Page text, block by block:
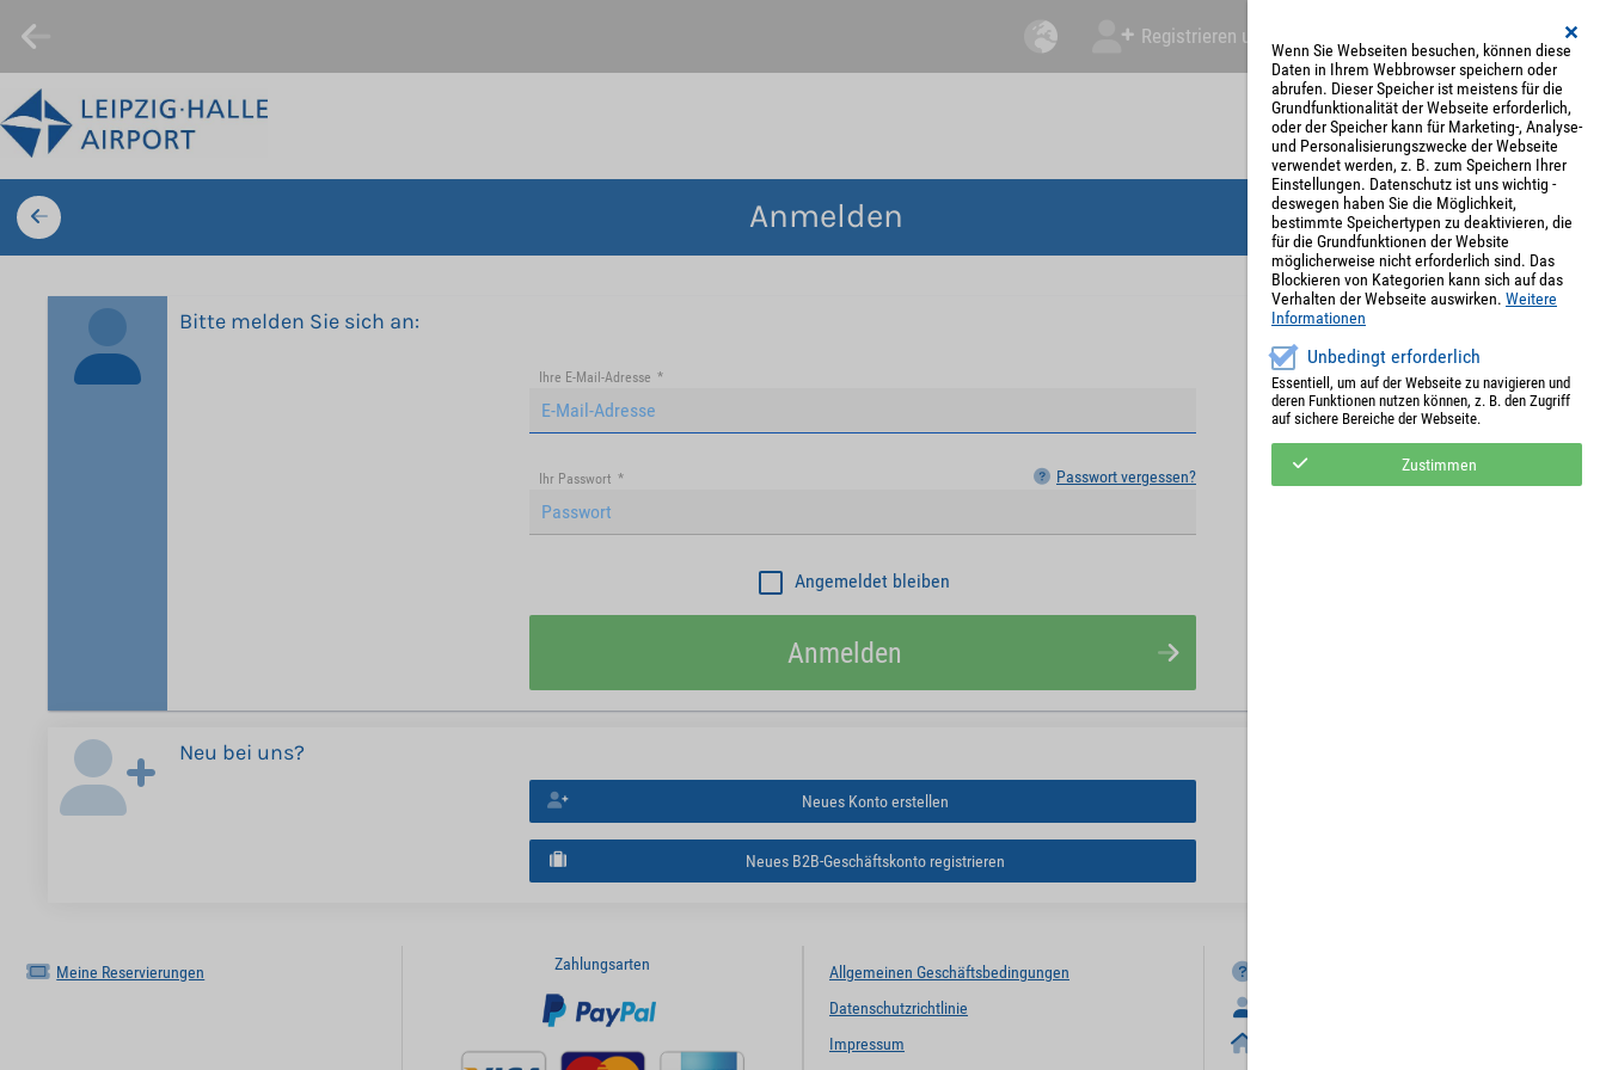
Registrieren und Angebot abgeben Mein Account
Anmelden
Bitte melden Sie sich an:
Ihre E-Mail-Adresse *
Passwort vergessen?
Ihr Passwort *
Angemeldet bleiben
Anmelden
Neu bei uns?
Neues Konto erstellen
Neues B2B-Geschäftskonto registrieren
Meine Reservierungen Zahlungsarten
Allgemeinen Geschäftsbedingungen
Datenschutzrichtlinie
Impressum
Wenn Sie Webseiten besuchen, können diese
Daten in Ihrem Webbrowser speichern oder
abrufen. Dieser Speicher ist meistens für die
Grundfunktionalität der Webseite erforderlich,
oder der Speicher kann für Marketing-, Analyse-
und Personalisierungszwecke der Webseite
verwendet werden, z. B. zum Speichern Ihrer
Einstellungen. Datenschutz ist uns wichtig -
deswegen haben Sie die Möglichkeit,
bestimmte Speichertypen zu deaktivieren, die
für die Grundfunktionen der Website
möglicherweise nicht erforderlich sind. Das
Blockieren von Kategorien kann sich auf das
Verhalten der Webseite auswirken. Weitere
Informationen
Unbedingt erforderlich
Essentiell, um auf der Webseite zu navigieren und
deren Funktionen nutzen können, z. B. den Zugriff
auf sichere Bereiche der Webseite.
Zustimmen